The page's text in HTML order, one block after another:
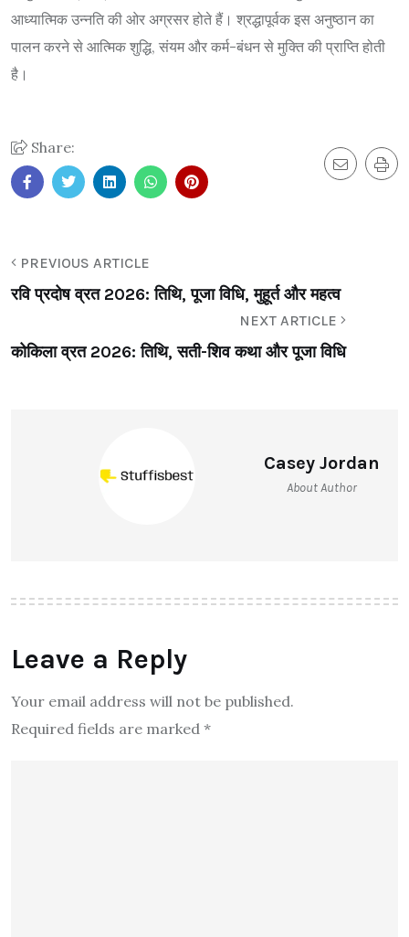
आध्यात्मिक उन्नति की ओर अग्रसर होते हैं। श्रद्धापूर्वक इस अनुष्ठान का
पालन करने से आत्मिक शुद्धि, संयम और कर्म-बंधन से मुक्ति की प्राप्ति होती
है।
Share:
PREVIOUS ARTICLE
रवि प्रदोष व्रत 2026: तिथि, पूजा विधि, मुहूर्त और महत्व
NEXT ARTICLE
कोकिला व्रत 2026: तिथि, सती-शिव कथा और पूजा विधि
Casey Jordan
About Author
Leave a Reply
Your email address will not be published.
Required fields are marked *